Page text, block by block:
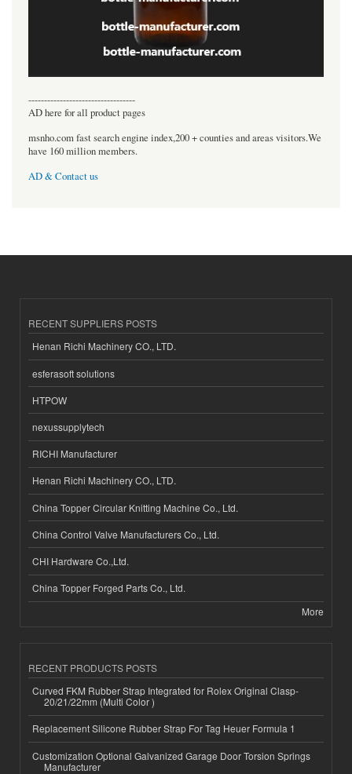
----------------------------------
AD here for all product pages
msnho.com fast search engine index,200 + counties and areas visitors.We
have 160 million members.
AD & Contact us
RECENT SUPPLIERS POSTS
Henan Richi Machinery CO., LTD.
esferasoft solutions
HTPOW
nexussupplytech
RICHI Manufacturer
Henan Richi Machinery CO., LTD.
China Topper Circular Knitting Machine Co., Ltd.
China Control Valve Manufacturers Co., Ltd.
CHI Hardware Co.,Ltd.
China Topper Forged Parts Co., Ltd.
More
RECENT PRODUCTS POSTS
Curved FKM Rubber Strap Integrated for Rolex Original Clasp-
20/21/22mm (Multi Color )
Replacement Silicone Rubber Strap For Tag Heuer Formula 1
Customization Optional Galvanized Garage Door Torsion Springs
Manufacturer